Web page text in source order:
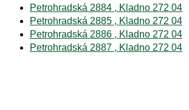
Petrohradská 2884 , Kladno 272 04
Petrohradská 2885 , Kladno 272 04
Petrohradská 2886 , Kladno 272 04
Petrohradská 2887 , Kladno 272 04